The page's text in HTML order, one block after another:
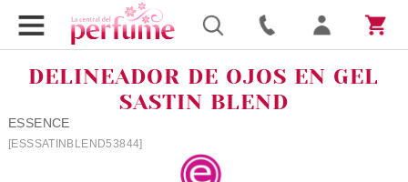
DELINEADOR DE OJOS EN GEL
SASTIN BLEND
ESSENCE
[ESSSATINBLEND53844]